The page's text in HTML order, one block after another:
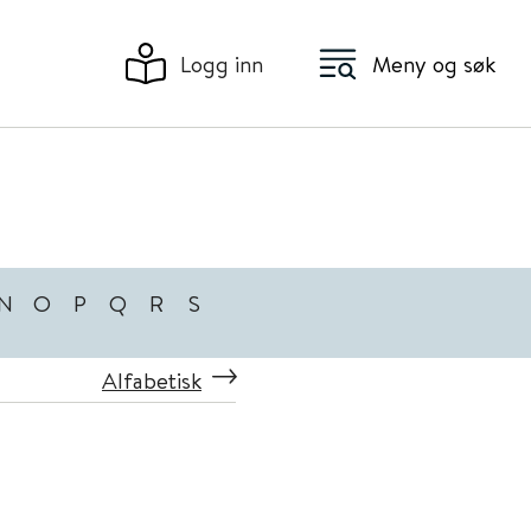
Logg inn Meny og søk
O P Q R S
Alfabetisk